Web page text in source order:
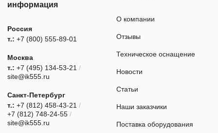
информация
Россия
т.: +7 (800) 555-89-01
Москва
т.: +7 (495) 134-53-21 /
site@ik555.ru
Санкт-Петербург
т.: +7 (812) 458-43-21 /
+7 (812) 748-24-55 /
site@ik555.ru
О компании
Отзывы
Техническое оснащение
Новости
Статьи
Наши заказчики
Поставка оборудования